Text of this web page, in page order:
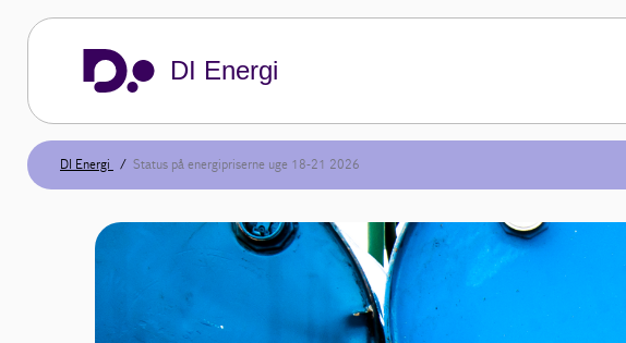
DI Energi
DI Energi Status på energipriserne uge 18-21 2026